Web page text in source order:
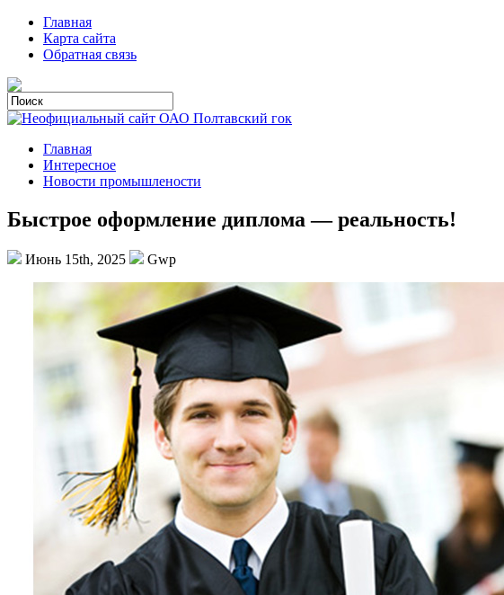
Главная
Карта сайта
Обратная связь
Главная
Интересное
Новости промышлености
Быстрое оформление диплома — реальность!
Июнь 15th, 2025 Gwp